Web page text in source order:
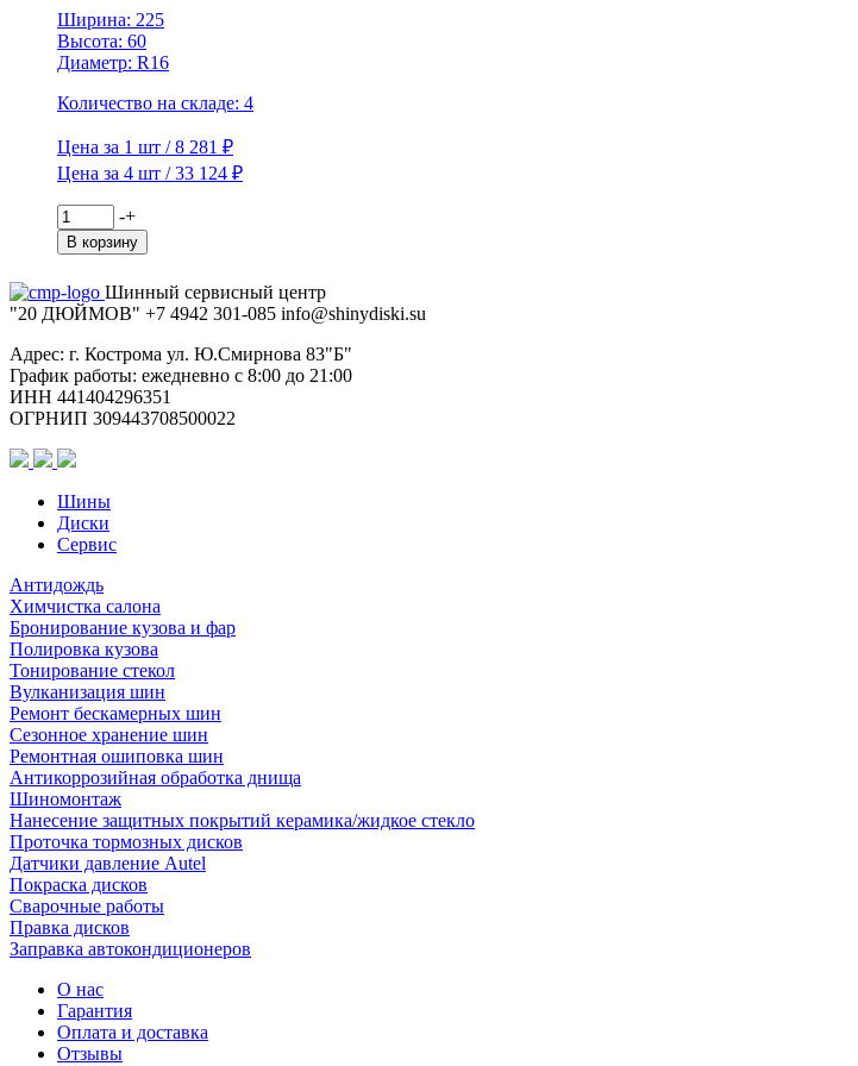
Ширина: 225
Высота: 60
Диаметр: R16
Количество на складе: 4
Цена за 1 шт / 8 281 ₽
Цена за 4 шт / 33 124 ₽
Количество
товара
Viatti
98T
Brina
V-
522
TL
(шип.)
-+
В корзину
Шинный сервисный центр
"20 ДЮЙМОВ" +7 4942 301-085 info@shinydiski.su
Адрес: г. Кострома ул. Ю.Смирнова 83"Б"
График работы: ежедневно с 8:00 до 21:00
ИНН 441404296351
ОГРНИП 309443708500022
Шины
Диски
Сервис
Антидождь
Химчистка салона
Бронирование кузова и фар
Полировка кузова
Тонирование стекол
Вулканизация шин
Ремонт бескамерных шин
Сезонное хранение шин
Ремонтная ошиповка шин
Антикоррозийная обработка днища
Шиномонтаж
Нанесение защитных покрытий керамика/жидкое стекло
Проточка тормозных дисков
Датчики давление Autel
Покраска дисков
Сварочные работы
Правка дисков
Заправка автокондиционеров
О нас
Гарантия
Оплата и доставка
Отзывы